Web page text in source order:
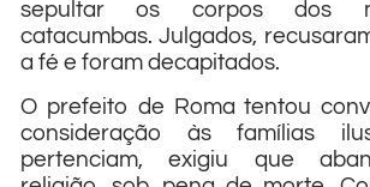
sepultar os corpos dos
catacumbas. Julgados,
a fé e foram decapitados.
O prefeito de Roma tentou
consideração às famílias
pertenciam, exigiu que